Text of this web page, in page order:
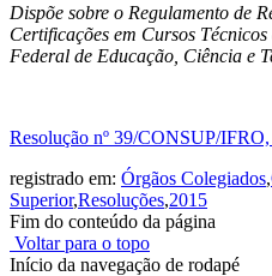
Dispõe sobre o Regulamento de
Certificações em Cursos
Federal de Educação, Ciência e
Resolução nº 39/CONSUP/
registrado em: Órgãos Colegiados,
Superior,Resoluções,2015
Fim do conteúdo da página
Voltar para o topo
Início da navegação de rodapé